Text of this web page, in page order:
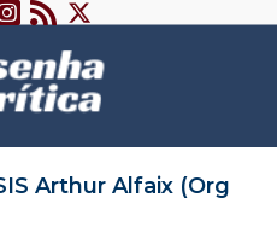
Arthur Alfaix (Org